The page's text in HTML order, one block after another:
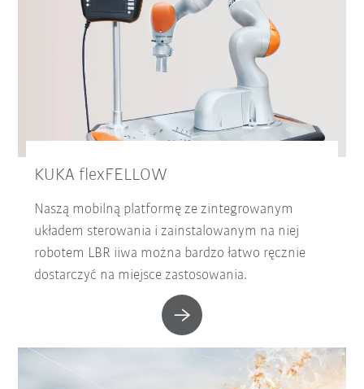
KUKA flexFELLOW
Naszą mobilną platformę ze zintegrowanym
układem sterowania i zainstalowanym na niej
robotem LBR iiwa można bardzo łatwo ręcznie
dostarczyć na miejsce zastosowania.